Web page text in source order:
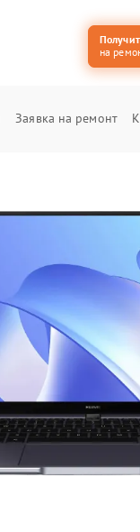
на
Заявка на ремонт